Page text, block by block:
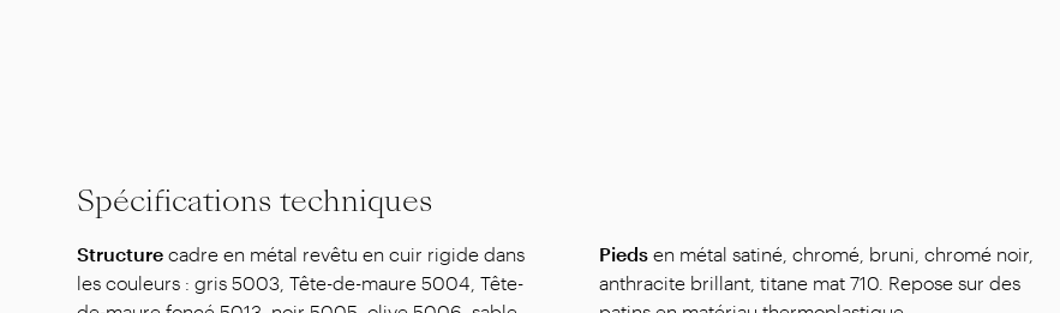
Spécifications techniques
Structure cadre en métal revêtu en cuir rigide dans
les couleurs : gris 5003, Tête-de-maure 5004, Tête-
Pieds en métal satiné, chromé, bruni, chromé noir,
anthracite brillant, titane mat 710. Repose sur des